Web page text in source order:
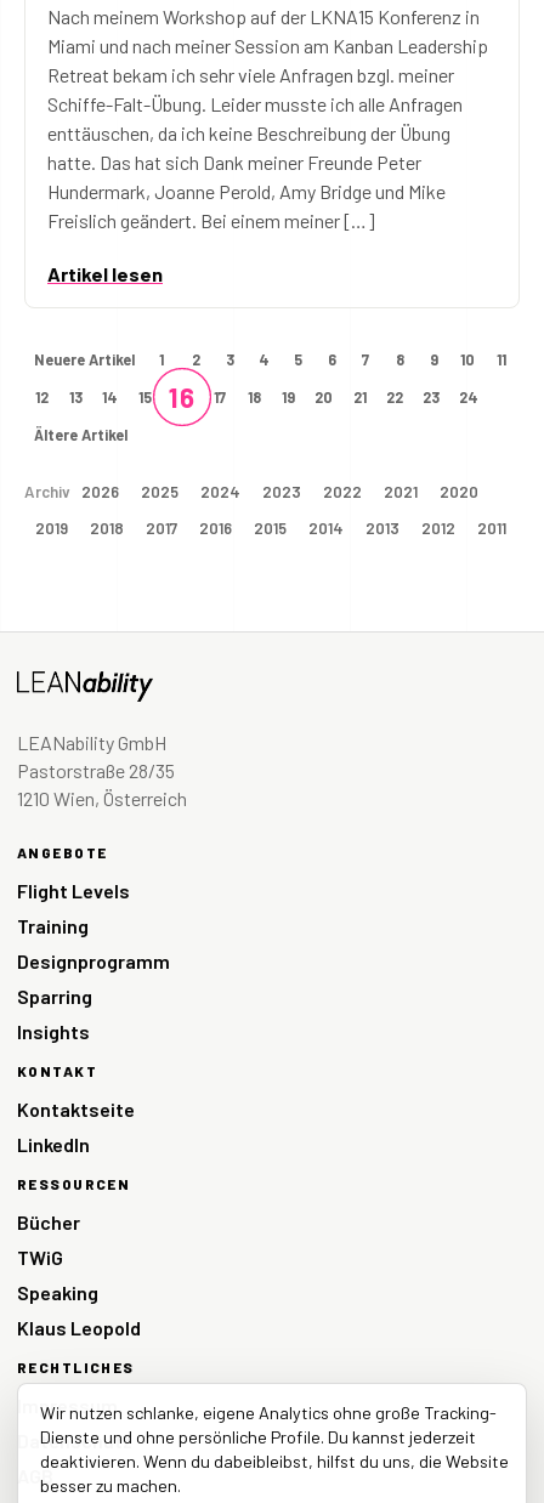
Nach meinem Workshop auf der LKNA15 Konferenz in
Miami und nach meiner Session am Kanban Leadership
Retreat bekam ich sehr viele Anfragen bzgl. meiner
Schiffe-Falt-Übung. Leider musste ich alle Anfragen
enttäuschen, da ich keine Beschreibung der Übung
hatte. Das hat sich Dank meiner Freunde Peter
Hundermark, Joanne Perold, Amy Bridge und Mike
Freislich geändert. Bei einem meiner […]
Artikel lesen
Neuere Artikel 1 2 3 4 5 6 7 8 9 10 11
12 13 14 15 16 17 18 19 20 21 22 23 24
Ältere Artikel
Archiv 2026 2025 2024 2023 2022 2021
2020
2019
2018 2017 2016 2015 2014 2013 2012 2011
LEANability GmbH
Pastorstraße 28/35
1210 Wien, Österreich
ANGEBOTE
Flight Levels
Training
Designprogramm
Sparring
Insights
KONTAKT
Kontaktseite
LinkedIn
RESSOURCEN
Bücher
TWiG
Speaking
Klaus Leopold
RECHTLICHES
Impressum
Datenschutz
AGB
Wir nutzen schlanke, eigene Analytics ohne große Tracking-
Dienste und ohne persönliche Profile. Du kannst jederzeit
deaktivieren. Wenn du dabeibleibst, hilfst du uns, die Website
besser zu machen.